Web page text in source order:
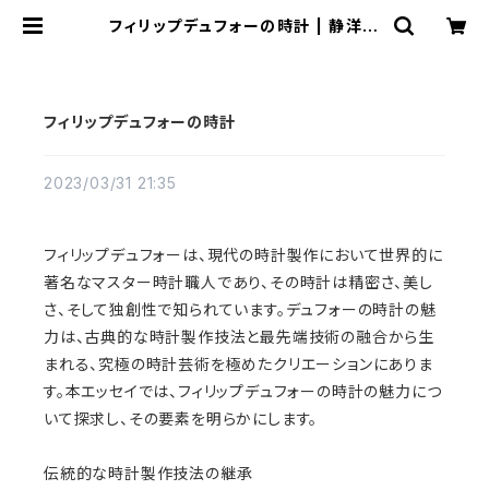
フィリップデュフォーの時計 | 静洋堂
フィリップデュフォーの時計
2023/03/31 21:35
フィリップデュフォーは、現代の時計製作において世界的に
著名なマスター時計職人であり、その時計は精密さ、美し
さ、そして独創性で知られています。デュフォーの時計の魅
力は、古典的な時計製作技法と最先端技術の融合から生
まれる、究極の時計芸術を極めたクリエーションにありま
す。本エッセイでは、フィリップデュフォーの時計の魅力につ
いて探求し、その要素を明らかにします。
伝統的な時計製作技法の継承